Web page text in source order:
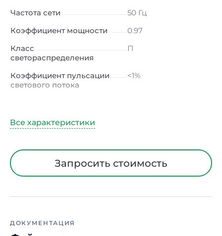
Частота сети
50 Гц
Коэффициент мощности
0.97
Класс
светораспределения
П
Коэффициент пульсации
светового потока
<1%
Тип кривой силы света
Климатическое
исполнение
Класс защиты от
Запросить стоимость
ДОКУМЕНТАЦИЯ